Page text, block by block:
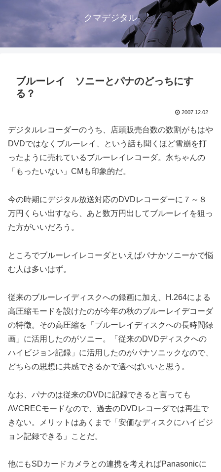
クマデジタル
ブルーレイ ソニーとパナのどっちにす
る？
2007.12.02
デジタルレコーダーのうち、店頭販売台数の数割がもはや
DVDではなくブルーレイ、という話も聞くほど雪崩を打
ったように売れているブルーレイレコーダ。永ちゃんの
「もったいない」CMも印象的だ。
今の時期にデジタル放送対応のDVDレコーダーに７～８
万円くらい出すなら、あと数万円出してブルーレイを狙っ
た方がいいだろう。
ところでブルーレイレコーダといえばパナかソニーかで悩
む人は多いはず。
従来のブルーレイディスクへの録画に加え、H.264による
高圧縮モードを設けたのが今年の秋のブルーレイデコーダ
の特徴。その高圧縮を「ブルーレイディスクへの長時間録
画」に活用したのがソニー。「従来のDVDディスクへの
ハイビジョン記録」に活用したのがパナソニックなので、
どちらの思想に共感できるかで選べばいいと思う。
なお、パナのは従来のDVDに記録できると言っても
AVCRECモードなので、過去のDVDレコーダでは再生で
きない。メリットはあくまで「安価なディスクにハイビジ
ョン記録できる」ことだ。
他にもSDカードカメラとの連携を考えればPanasonicに